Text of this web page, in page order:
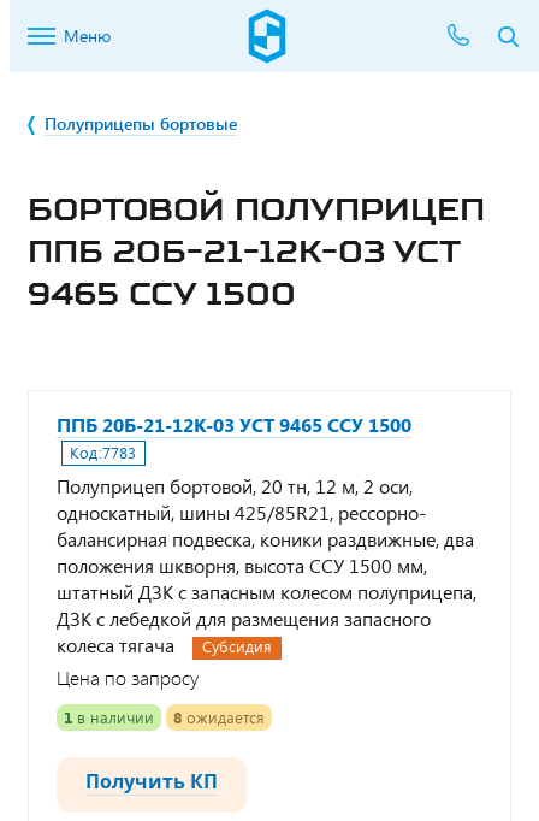
Меню
Полуприцепы бортовые
БОРТОВОЙ ПОЛУПРИЦЕП
ППБ 20Б-21-12К-03 УСТ
9465 ССУ 1500
ППБ 20Б-21-12К-03 УСТ 9465 ССУ 1500
Код:7783
Полуприцеп бортовой, 20 тн, 12 м, 2 оси,
односкатный, шины 425/85R21, рессорно-
балансирная подвеска, коники раздвижные, два
положения шкворня, высота ССУ 1500 мм,
штатный ДЗК с запасным колесом полуприцепа,
ДЗК с лебедкой для размещения запасного
колеса тягача
Субсидия
Цена по запросу
1 в наличии 8 ожидается
Получить КП